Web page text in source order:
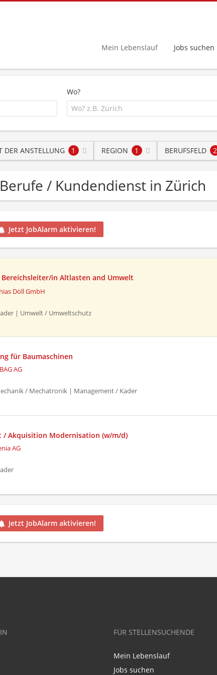
Mein Lebenslauf Jobs suchen
Wo?
DER ANSTELLUNG 1 REGION 1 BERUFSFELD 2
/ Kundendienst in Zürich
Jetzt JobAlarm aktivieren!
Bereichsleiter/in Altlasten and Umwelt
Döll GmbH
| Umwelt / Umweltschutz
für Baumaschinen
AG
/ Mechatronik | Management / Kader
/ Akquisition Modernisation (w/m/d)
AG
Jetzt JobAlarm aktivieren!
FÜR STELLENSUCHENDE
Mein Lebenslauf
Jobs suchen